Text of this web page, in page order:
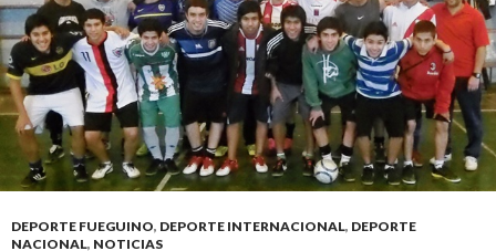
DEPORTE FUEGUINO, DEPORTE INTERNACIONAL, DEPORTE
NACIONAL, NOTICIAS